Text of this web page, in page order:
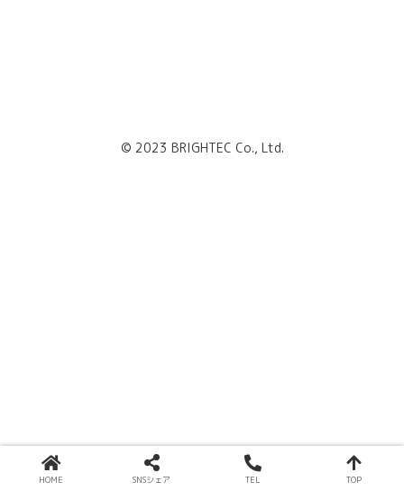
© 2023 BRIGHTEC Co., Ltd.
HOME SNSシェア TEL TOP